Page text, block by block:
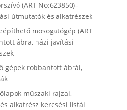
(ART No:623850)–
útmutatók és alkatrészek
mosogatógép (ART
ábra, házi javítási
gépek robbantott ábrái,
műszaki rajzai,
alkatrész keresési listái